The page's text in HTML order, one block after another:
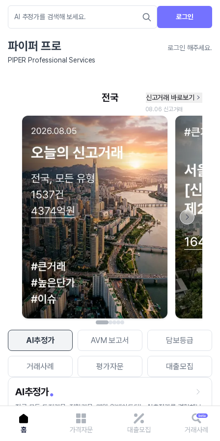
로그인
파이퍼 프로
로그인 해주세요.
PIPER Professional Services
AI추정가 AVM 보고서 담보등급
거래사례 평가자문 대출모집
AI추정가
전국 모든 토지건물, 집합건물, 매월 업데이트되는 AI추정가를 경험해보
세요.
네이버 지도 연결 안내
현재 네이버 지도 연결이 원활하지 않아 지도를 불러올 수 없습니다.
이용에 불편을 드려 죄송합니다.
다시 시도
홈 가격자문 대출모집 거래사례